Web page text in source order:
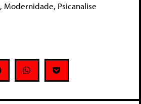
, Modernidade, Psicanalise